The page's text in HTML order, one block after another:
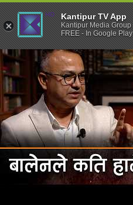
समाचार
राजनीति
Kantipur TV App
Kantipur Media Group
FREE - In Google Play